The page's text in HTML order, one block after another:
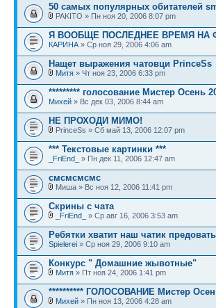
50 самых популярных обитателей
PAKITO » Пн ноя 20, 2006 8:07 pm
Я ВООБЩЕ ПОСЛЕДНЕЕ ВРЕМЯ НА
КАРИНА » Ср ноя 29, 2006 4:06 am
Нащет выражения чатовци PrinceSs
Митя » Чт ноя 23, 2006 6:33 pm
********* голосование Мистер Осень
Михей » Вс дек 03, 2006 8:44 am
НЕ ПРОХОДИ МИМО!
PrinceSs » Сб май 13, 2006 12:07 pm
*** Текстовые картинки ***
_FriEnd_ » Пн дек 11, 2006 12:47 am
смсмсмсмс
Миша » Вс ноя 12, 2006 11:41 pm
Скрины с чата
_FriEnd_ » Ср авг 16, 2006 3:53 am
Ребятки хватит наш чатик
Spielerei » Ср ноя 29, 2006 9:10 am
Конкурс " Домашние жывотные"
Митя » Пт ноя 24, 2006 1:41 pm
********** ГОЛОСОВАНИЕ Мистер
Михей » Пн ноя 13, 2006 4:28 am